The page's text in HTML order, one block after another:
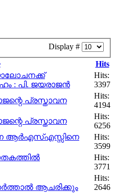
Display #
Hits
: പി. ജയരാജൻ
Hits:
3397
പ്രസ്താവന
Hits:
4194
പ്രസ്താവന
Hits:
6256
ആർഎസ്എസ്സിനെ
Hits:
3599
Hits:
3771
ആചരിക്കും
Hits:
2646